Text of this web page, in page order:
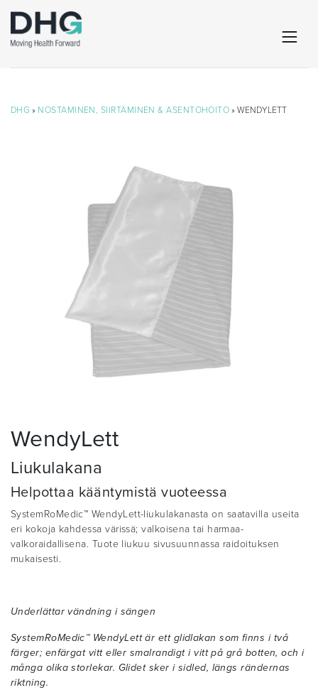
DHG » NOSTAMINEN, SIIRTÄMINEN & ASENTOHOITO » WENDYLETT
WendyLett
Liukulakana
Helpottaa kääntymistä vuoteessa
SystemRoMedic™ WendyLett-liukulakanasta on saatavilla useita
eri kokoja kahdessa värissä; valkoisena tai harmaa-
valkoraidallisena. Tuote liukuu sivusuunnassa raidoituksen
mukaisesti.
Underlättar vändning i sängen
SystemRoMedic™ WendyLett är ett glidlakan som finns i två
färger; enfärgat vitt eller smalrandigt i vitt på grå botten, och i
många olika storlekar. Glidet sker i sidled, längs rändernas
riktning.